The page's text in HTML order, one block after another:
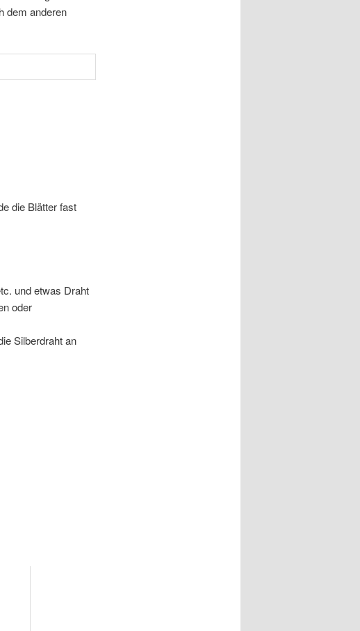
dem anderen
die Blätter fast
und etwas Draht
oder
Silberdraht an